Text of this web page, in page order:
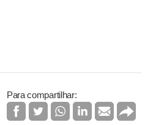
Para compartilhar: